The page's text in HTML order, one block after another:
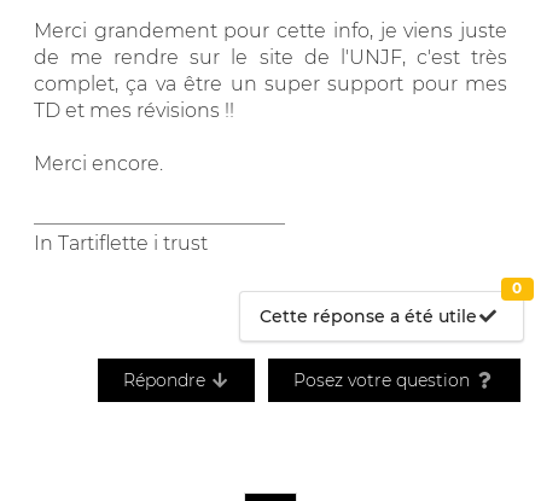
Merci grandement pour cette info, je viens juste
de me rendre sur le site de l'UNJF, c'est très
complet, ça va être un super support pour mes
TD et mes révisions !!
Merci encore.
In Tartiflette i trust
Cette réponse a été utile
0
Répondre Posez votre question